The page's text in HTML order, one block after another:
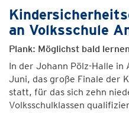
an Volksschule
Plank: Möglichst bald
In der Johann Pölz-Halle
Juni, das große Finale der
statt, für das sich zehn
Volksschulklassen